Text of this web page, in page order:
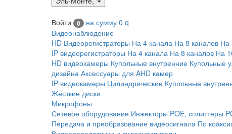
Войти 0 на сумму 0 q
Видеонаблюдение
HD Видеорегистраторы На 4 канала На 8 каналов На
IP видеорегистраторы На 4 канала На 8 каналов На
HD видеокамеры Купольные внутренние Купольные
дизайна Аксессуары для AHD камер
IP видеокамеры Цилиндрические Купольные
Жесткие диски
Микрофоны
Сетевое оборудование Инжекторы POE, сплиттеры
Передача и преобразование видеосигнала По